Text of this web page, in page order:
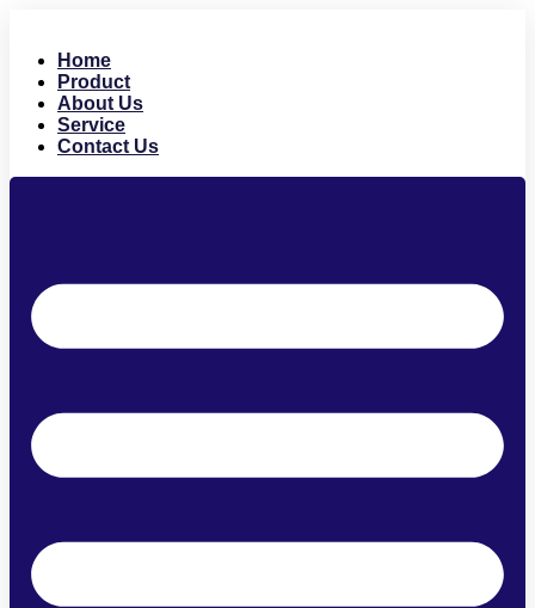
contentHome
Product
About Us
Service
Contact Us